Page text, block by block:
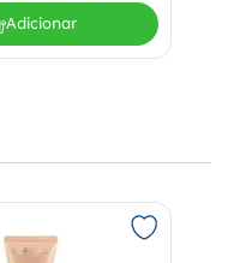
a fragrância ao
Adicionar